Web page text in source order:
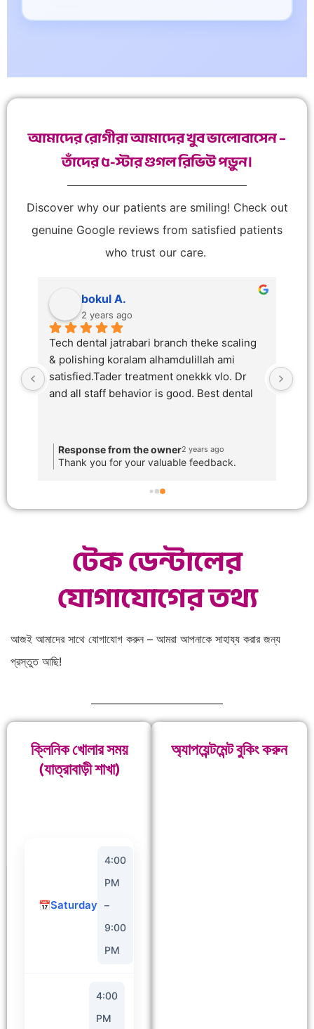
আমাদের রোগীরা আমাদের খুব ভালোবাসেন –
তাঁদের ৫-স্টার গুগল রিভিউ পড়ুন।
Discover why our patients are smiling! Check out
genuine Google reviews from satisfied patients
who trust our care.
bokul A.
2 years ago
Tech dental jatrabari branch theke scaling
& polishing koralam alhamdulillah ami
satisfied.Tader treatment onekkk vlo. Dr
and all staff behavior is good. Best dental
Response from the owner2 years ago
Thank you for your valuable feedback.
টেক ডেন্টালের
যোগাযোগের তথ্য
আজই আমাদের সাথে যোগাযোগ করুন – আমরা আপনাকে সাহায্য করার জন্য
প্রস্তুত আছি!
ক্লিনিক খোলার সময়
(যাত্রাবাড়ী শাখা)
Saturday
4:00
PM
–
9:00
PM
4:00
PM
অ্যাপয়েন্টমেন্ট বুকিং করুন